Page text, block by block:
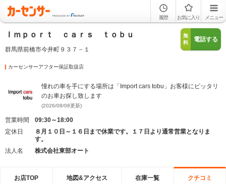
履歴 お気に入り メニュー
Ｉｍｐｏｒｔ ｃａｒｓ ｔｏｂｕ
群馬県前橋市今井町９３７－１
無
料
電話する
カーセンサーアフター保証取扱店
憧れの車を手にする場所は「Import cars tobu」お客様にピッタリ
のお車お探し致します
(2026/08/08更新)
営業時間
09:30～18:00
定休日
８月１０日～１６日まで休業です。１７日より通常営業となりま
す。
法人名
株式会社東部オート
お店TOP 地図&アクセス 在庫一覧 クチコミ